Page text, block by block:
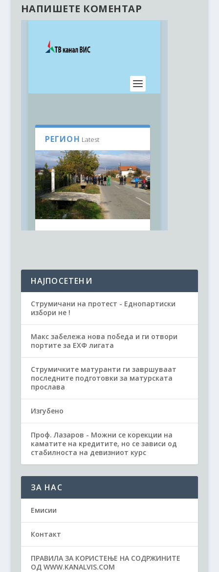
НАПИШЕТЕ КОМЕНТАР
НАЈПОСЕТЕНИ
Струмичани на протест - Еднопартиски
избори не !
Макс забележа нова победа и ги отвори
портите за ЕХФ лигата
Струмичките матуранти ги завршуваат
последните подготовки за матурската
прослава
Изгубено
Проф. Лазаров - Можни се корекции на
каматите на кредитите, но се зависи од
стабилноста на девизниот курс
ЗА НАС
Емисии
Контакт
ПРАВИЛА ЗА КОРИСТЕЊЕ НА СОДРЖИНИТЕ
ОД WWW.KANALVIS.COM